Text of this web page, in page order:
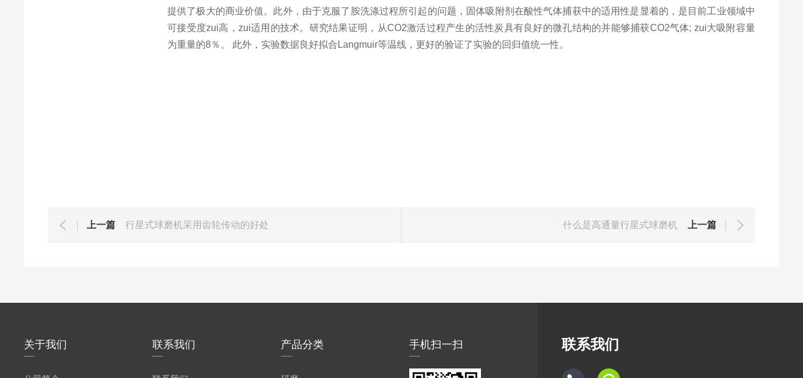
提供了极大的商业价值。此外，由于克服了胺洗涤过程所引起的问题，固体吸附剂在酸性气体捕获中的适用性是显着的，是目前工业领域中
可接受度zui高，zui适用的技术。研究结果证明，从CO2激活过程产生的活性炭具有良好的微孔结构的并能够捕获CO2气体; zui大吸附容量
为重量的8％。 此外，实验数据良好拟合 Langmuir等温线，更好的验证了实验的回归值统一性。
上一篇 行星式球磨机采用齿轮传动的好处 上一篇
什么是高通量行星式球磨机
关于我们 联系我们 产品分类 手机扫一扫 联系我们